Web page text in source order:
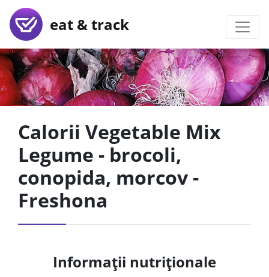
eat & track
Calorii Vegetable Mix
Legume - brocoli,
conopida, morcov -
Freshona
Informații nutriționale